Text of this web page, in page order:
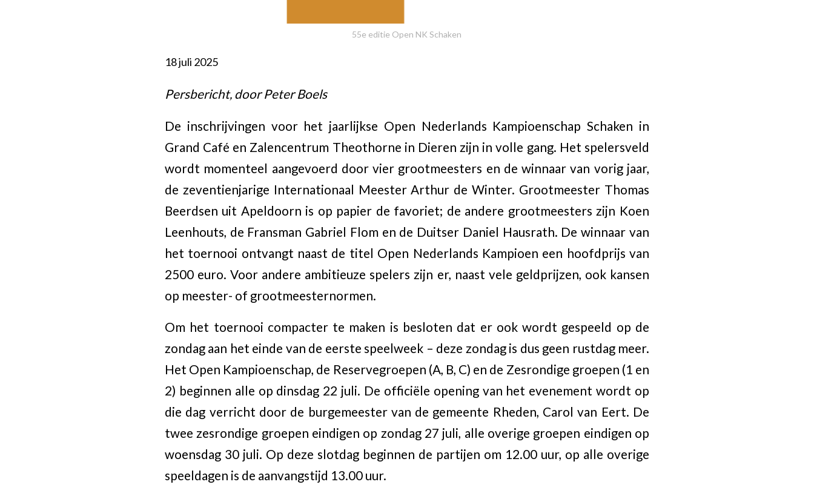
55e editie Open NK Schaken
18 juli 2025
Persbericht, door Peter Boels
De inschrijvingen voor het jaarlijkse Open Nederlands Kampioenschap Schaken in
Grand Café en Zalencentrum Theothorne in Dieren zijn in volle gang. Het spelersveld
wordt momenteel aangevoerd door vier grootmeesters en de winnaar van vorig jaar,
de zeventienjarige Internationaal Meester Arthur de Winter. Grootmeester Thomas
Beerdsen uit Apeldoorn is op papier de favoriet; de andere grootmeesters zijn Koen
Leenhouts, de Fransman Gabriel Flom en de Duitser Daniel Hausrath. De winnaar van
het toernooi ontvangt naast de titel Open Nederlands Kampioen een hoofdprijs van
2500 euro. Voor andere ambitieuze spelers zijn er, naast vele geldprijzen, ook kansen
op meester- of grootmeesternormen.
Om het toernooi compacter te maken is besloten dat er ook wordt gespeeld op de
zondag aan het einde van de eerste speelweek – deze zondag is dus geen rustdag meer.
Het Open Kampioenschap, de Reservegroepen (A, B, C) en de Zesrondige groepen (1 en
2) beginnen alle op dinsdag 22 juli. De officiële opening van het evenement wordt op
die dag verricht door de burgemeester van de gemeente Rheden, Carol van Eert. De
twee zesrondige groepen eindigen op zondag 27 juli, alle overige groepen eindigen op
woensdag 30 juli. Op deze slotdag beginnen de partijen om 12.00 uur, op alle overige
speeldagen is de aanvangstijd 13.00 uur.